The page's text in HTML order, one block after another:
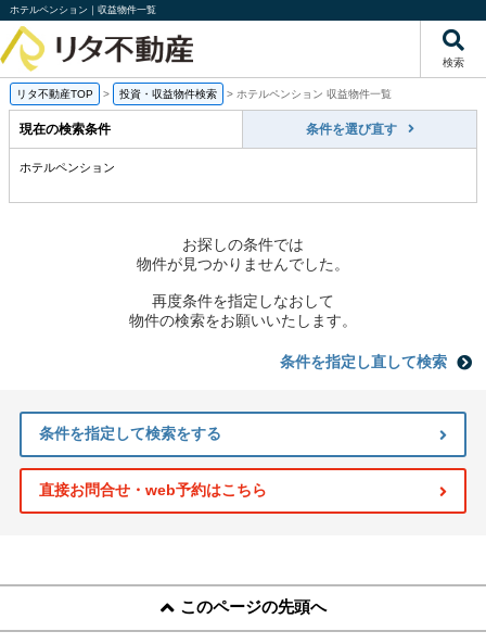
ホテルペンション｜収益物件一覧
検索
リタ不動産TOP > 投資・収益物件検索 > ホテルペンション 収益物件一覧
現在の検索条件 条件を選び直す
ホテルペンション
お探しの条件では
物件が見つかりませんでした。
再度条件を指定しなおして
物件の検索をお願いいたします。
条件を指定し直して検索
条件を指定して検索をする
直接お問合せ・web予約はこちら
このページの先頭へ